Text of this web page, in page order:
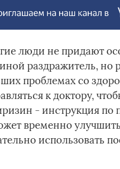
люди не придают
раздражитель, но
проблемах со
к доктору,
- инструкция по
временно
использовать